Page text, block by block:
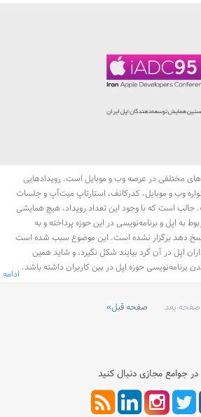
مختلفی در عرصه وب و موبایل است. رویدادهایی
وب و موبایل، کدرکانف، استارتاپ میت‌آپ و جلسات
است که با وجود این تعداد رویداد، هیچ همایشی
اپل و برنامه‌نویسی در این حوزه پرداخته و به
دهد برگزار نشده است. این موضوع سبب شده است
اپل در آن گرد بیایند شکل نگیرد، و شاید همین
برنامه‌نویسی حوزه اپل در بین کاربران داشته باشد. ادامه
صفحه قبل صفحه بعد
در جوامع مجازی دنبال کنید